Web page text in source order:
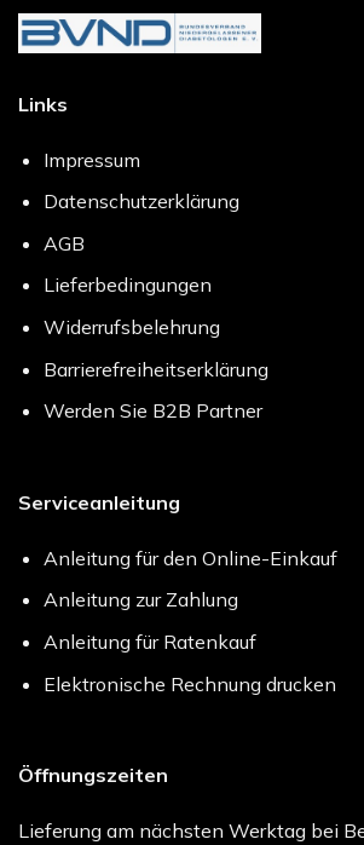
Links
Impressum
Datenschutzerklärung
AGB
Lieferbedingungen
Widerrufsbelehrung
Barrierefreiheitserklärung
Werden Sie B2B Partner
Serviceanleitung
Anleitung für den Online-Einkauf
Anleitung zur Zahlung
Anleitung für Ratenkauf
Elektronische Rechnung drucken
Öffnungszeiten
Lieferung am nächsten Werktag bei